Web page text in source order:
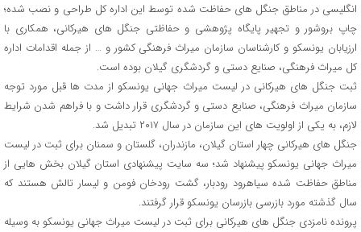
انگلیسی در مناطق جنگل های حفاظت شده توسط این اداره کل طراحی و نصب شده؛
چاپ بروشور و تجهیر پایگاه پژوهشی و حفاظتی جنگل های هیرکانی، همکاری با
ارزیابان یونسکو و کارشناسان سازمان میراث فرهنگی کشور و … از جمله اقدامات اداره
کل میراث فرهنگی، صنایع دستی و گردشگری گیلان بوده است.
ثبت جنگل های هیرکانی در لیست میراث جهانی یونسکو از مدت ها قبل مورد توجه
سازمان میراث فرهنگی، صنایع دستی و گردشگری قرار داشت و با فراهم شدن شرایط
لازم، به یکی از اولویت های این سازمان در سال ۲۰۱۷ تبدیل شد.
جنگل های هیرکانی چهار استان گیلان، مازندران، گلستان و سمنان برای ثبت در لیست
میراث جهانی یونسکو پیشنهاد شد؛ سه سایت پیشنهادی استان گیلان بخش هایی از
مناطق حفاظت شده سیاهرود رودبار، گشت رودخان فومن و لیسار تالش هستند که
سال گذشته مورد بازرسی بازرسان یونسکو قرار گرفتند.
پرونده نامزدی جنگل های هیرکانی برای ثبت در لیست میراث جهانی یونسکو به وسیله